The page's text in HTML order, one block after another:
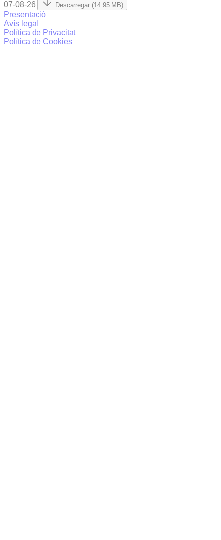
07-08-26 Descarregar (14.95 MB)
Presentació
Avís legal
Política de Privacitat
Política de Cookies